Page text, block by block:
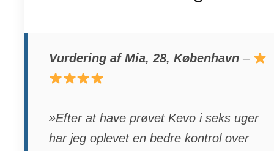
Vurdering af Mia, 28, København –
»Efter at have prøvet Kevo i seks uger
har jeg oplevet en bedre kontrol over